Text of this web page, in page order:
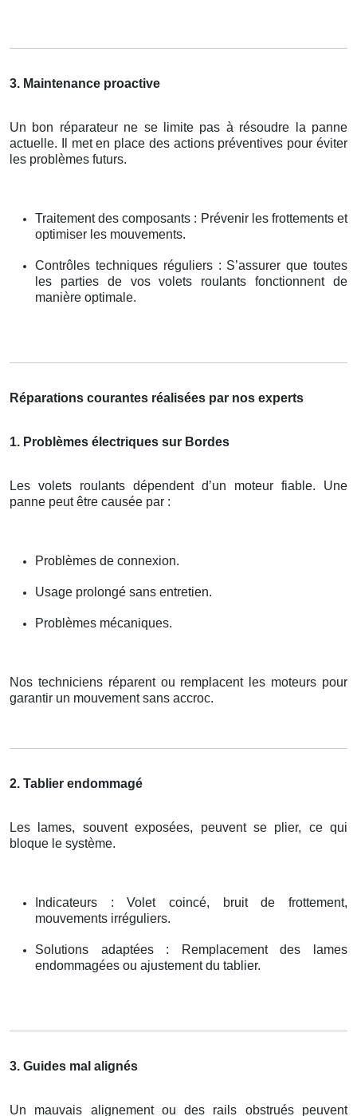
3. Maintenance proactive
Un bon réparateur ne se limite pas à résoudre la panne
actuelle. Il met en place des actions préventives pour éviter
les problèmes futurs.
Traitement des composants : Prévenir les frottements et
optimiser les mouvements.
Contrôles techniques réguliers : S’assurer que toutes
les parties de vos volets roulants fonctionnent de
manière optimale.
Réparations courantes réalisées par nos experts
1. Problèmes électriques sur Bordes
Les volets roulants dépendent d’un moteur fiable. Une
panne peut être causée par :
Problèmes de connexion.
Usage prolongé sans entretien.
Problèmes mécaniques.
Nos techniciens réparent ou remplacent les moteurs pour
garantir un mouvement sans accroc.
2. Tablier endommagé
Les lames, souvent exposées, peuvent se plier, ce qui
bloque le système.
Indicateurs : Volet coincé, bruit de frottement,
mouvements irréguliers.
Solutions adaptées : Remplacement des lames
endommagées ou ajustement du tablier.
3. Guides mal alignés
Un mauvais alignement ou des rails obstrués peuvent